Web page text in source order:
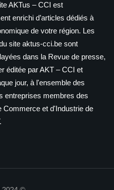
AKTus – CCI est
enrichi d’articles dédiés à
de votre région. Les
site aktus-cci.be sont
dans la Revue de presse,
éditée par AKT – CCI et
jour, à l'ensemble des
entreprises membres des
Commerce et d'Industrie de